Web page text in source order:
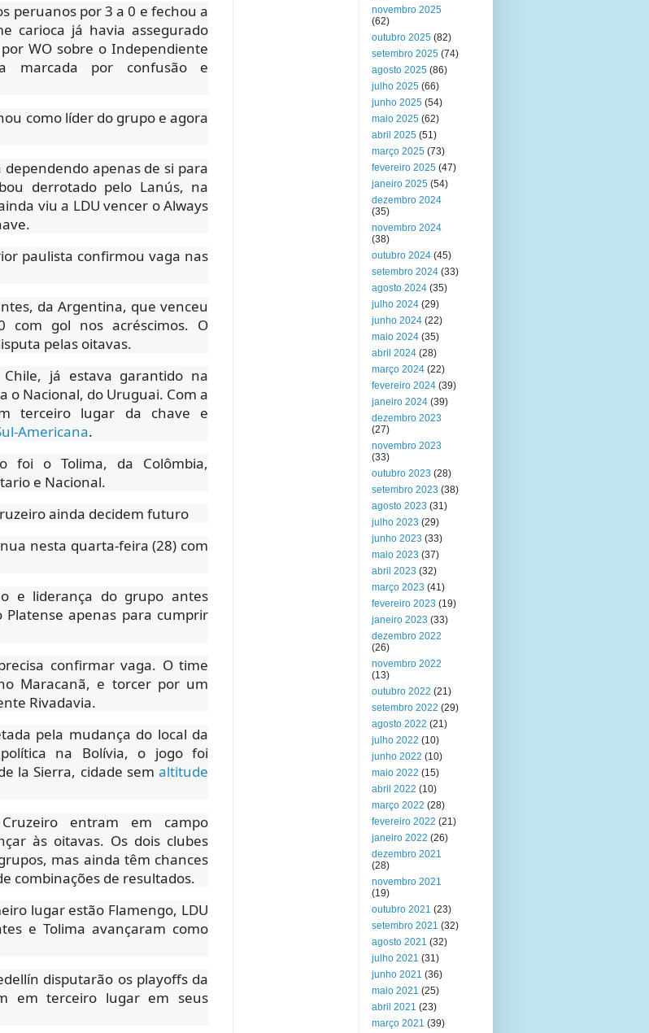
peruanos por 3 a 0 e fechou a
carioca já havia assegurado
WO sobre o Independiente
marcada por confusão e
como líder do grupo e agora
apenas de si para
derrotado pelo Lanús, na
viu a LDU vencer o Always
paulista confirmou vaga nas
da Argentina, que venceu
gol nos acréscimos. O
pelas oitavas.
já estava garantido na
o Nacional, do Uruguai. Com a
terceiro lugar da chave e
Americana.
foi o Tolima, da Colômbia,
e Nacional.
ainda decidem futuro
nesta quarta-feira (28) com
e liderança do grupo antes
apenas para cumprir
confirmar vaga. O time
Maracanã, e torcer por um
Rivadavia.
pela mudança do local da
na Bolívia, o jogo foi
la Sierra, cidade semaltitude
entram em campo
às oitavas. Os dois clubes
mas ainda têm chances
combinações de resultados.
lugar estão Flamengo, LDU
e Tolima avançaram como
disputarão os playoffs da
em terceiro lugar em seus
novembro 2025
(62)
outubro 2025 (82)
setembro 2025 (74)
agosto 2025 (86)
julho 2025 (66)
junho 2025 (54)
maio 2025 (62)
abril 2025 (51)
março 2025 (73)
fevereiro 2025 (47)
janeiro 2025 (54)
dezembro 2024
(35)
novembro 2024
(38)
outubro 2024 (45)
setembro 2024 (33)
agosto 2024 (35)
julho 2024 (29)
junho 2024 (22)
maio 2024 (35)
abril 2024 (28)
março 2024 (22)
fevereiro 2024 (39)
janeiro 2024 (39)
dezembro 2023
(27)
novembro 2023
(33)
outubro 2023 (28)
setembro 2023 (38)
agosto 2023 (31)
julho 2023 (29)
junho 2023 (33)
maio 2023 (37)
abril 2023 (32)
março 2023 (41)
fevereiro 2023 (19)
janeiro 2023 (33)
dezembro 2022
(26)
novembro 2022
(13)
outubro 2022 (21)
setembro 2022 (29)
agosto 2022 (21)
julho 2022 (10)
junho 2022 (10)
maio 2022 (15)
abril 2022 (10)
março 2022 (28)
fevereiro 2022 (21)
janeiro 2022 (26)
dezembro 2021
(28)
novembro 2021
(19)
outubro 2021 (23)
setembro 2021 (32)
agosto 2021 (32)
julho 2021 (31)
junho 2021 (36)
maio 2021 (25)
abril 2021 (23)
março 2021 (39)